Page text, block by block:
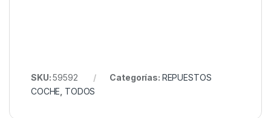
SKU:59592 Categorías: REPUESTOS
COCHE, TODOS